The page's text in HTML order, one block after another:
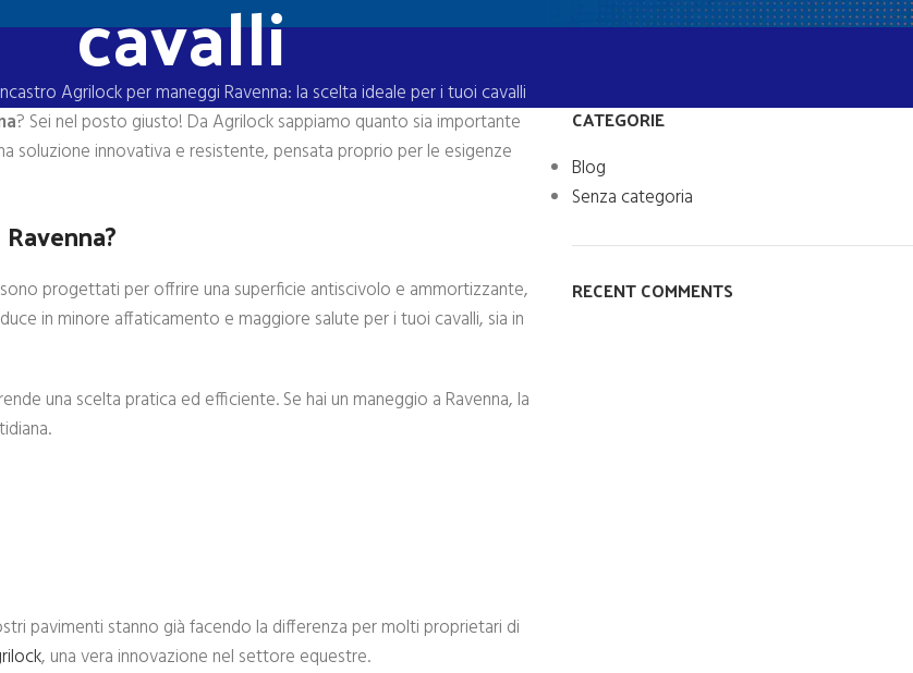
cavalli
Agrilock per maneggi Ravenna: la scelta ideale per i tuoi cavalli
? Sei nel posto giusto! Da Agrilock sappiamo quanto sia importante
soluzione innovativa e resistente, pensata proprio per le esigenze
sono progettati per offrire una superficie antiscivolo e ammortizzante,
in minore affaticamento e maggiore salute per i tuoi cavalli, sia in
una scelta pratica ed efficiente. Se hai un maneggio a Ravenna, la
pavimenti stanno già facendo la differenza per molti proprietari di
, una vera innovazione nel settore equestre.
CATEGORIE
Blog
Senza categoria
RECENT COMMENTS